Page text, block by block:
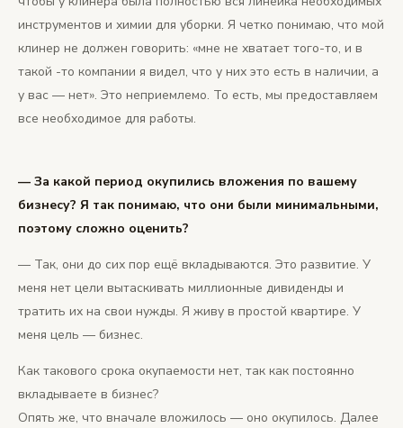
инструментов и химии для уборки. Я четко понимаю, что мой
клинер не должен говорить: «мне не хватает того-то, и в
такой -то компании я видел, что у них это есть в наличии, а
у вас — нет». Это неприемлемо. То есть, мы предоставляем
все необходимое для работы.
— За какой период окупились вложения по вашему
бизнесу? Я так понимаю, что они были минимальными,
поэтому сложно оценить?
— Так, они до сих пор ещё вкладываются. Это развитие. У
меня нет цели вытаскивать миллионные дивиденды и
тратить их на свои нужды. Я живу в простой квартире. У
меня цель — бизнес.
Как такового срока окупаемости нет, так как постоянно
вкладываете в бизнес?
Опять же, что вначале вложилось — оно окупилось. Далее